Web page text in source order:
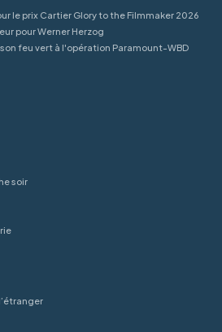
le prix Cartier Glory to the Filmmaker 2026
pour Werner Herzog
feu vert à l'opération Paramount-WBD
soir